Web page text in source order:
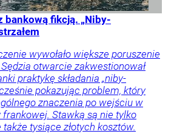
bankową fikcją. „Niby-
wywołało większe poruszenie
otwarcie zakwestionował
praktykę składania „niby-
pokazując problem, który
znaczenia po wejściu w
Stawką są nie tylko
tysiące złotych kosztów.